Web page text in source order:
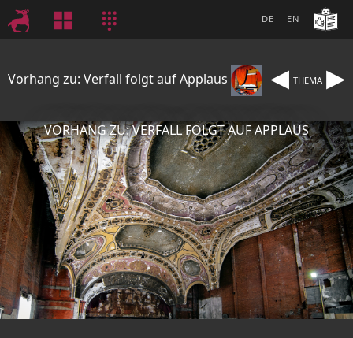
EN
DE
Vorhang zu: Verfall folgt auf Applaus ◂ THEMA ▸
VORHANG ZU: VERFALL FOLGT AUF APPLAUS